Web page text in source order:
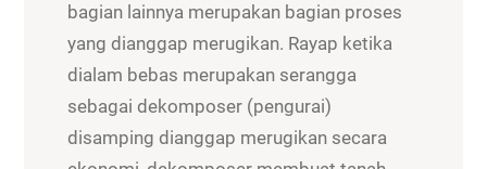
bagian lainnya merupakan bagian proses
yang dianggap merugikan. Rayap ketika
dialam bebas merupakan serangga
sebagai dekomposer (pengurai)
disamping dianggap merugikan secara